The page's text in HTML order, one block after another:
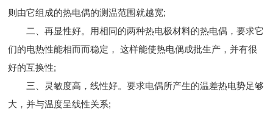
则由它组成的热电偶的测温范围就越宽;
二、再显性好。用相同的两种热电极材料的热电偶，要求它
们的电热性能相而而稳定， 这样能使热电偶成批生产，并有很
好的互换性;
三、灵敏度高，线性好。要求电偶所产生的温差热电势足够
大，并与温度呈线性关系;